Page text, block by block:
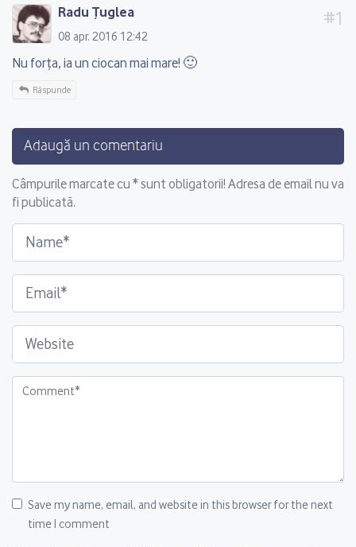
Radu Ţuglea
08 apr. 2016 12:42
Nu forţa, ia un ciocan mai mare! 🙂
Răspunde
Adaugă un comentariu
Câmpurile marcate cu * sunt obligatorii! Adresa de email nu va
fi publicată.
Save my name, email, and website in this browser for the next
time I comment